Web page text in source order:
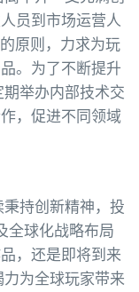
员到市场运营人
原则，力求为玩
。为了不断提升
期举办内部技术交
，促进不同领域
持创新精神，投
全球化战略布局
，还是即将到来
力为全球玩家带来